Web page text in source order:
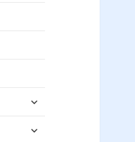
ouvrir
sous-
ouvrir